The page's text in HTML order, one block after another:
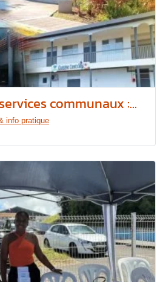
communaux :...
info pratique